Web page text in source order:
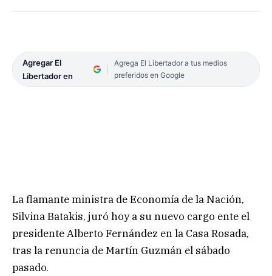
Agregar El
Libertador en
Agrega El Libertador a tus medios
preferidos en Google
La flamante ministra de Economía de la Nación,
Silvina Batakis, juró hoy a su nuevo cargo ente el
presidente Alberto Fernández en la Casa Rosada,
tras la renuncia de Martín Guzmán el sábado
pasado.